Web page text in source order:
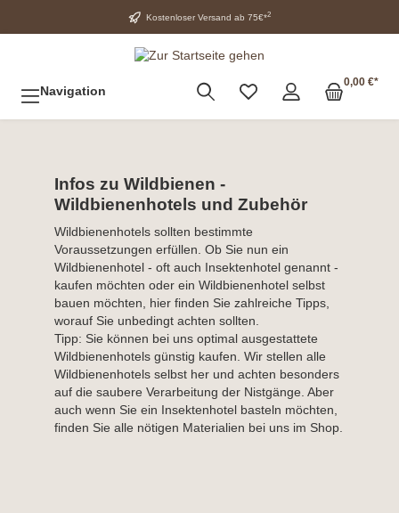
Kostenloser Versand ab 75€*2
Navigation
0,00 €*
Infos zu Wildbienen -
Wildbienenhotels und Zubehör
Wildbienenhotels sollten bestimmte
Voraussetzungen erfüllen. Ob Sie nun ein
Wildbienenhotel - oft auch Insektenhotel genannt -
kaufen möchten oder ein Wildbienenhotel selbst
bauen möchten, hier finden Sie zahlreiche Tipps,
worauf Sie unbedingt achten sollten.
Tipp: Sie können bei uns optimal ausgestattete
Wildbienenhotels günstig kaufen. Wir stellen alle
Wildbienenhotels selbst her und achten besonders
auf die saubere Verarbeitung der Nistgänge. Aber
auch wenn Sie ein Insektenhotel basteln möchten,
finden Sie alle nötigen Materialien bei uns im Shop.